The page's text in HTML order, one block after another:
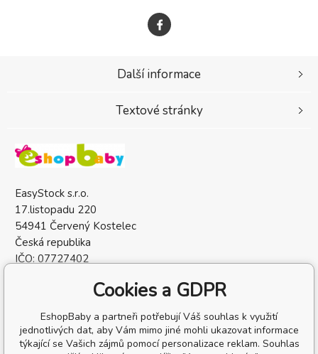
EasyStock s.r.o.
17.listopadu 220
54941 Červený Kostelec
Česká republika
IČO: 07727402
Další informace
Textové stránky
Cookies a GDPR
EshopBaby a partneři potřebují Váš souhlas k využití
jednotlivých dat, aby Vám mimo jiné mohli ukazovat informace
týkající se Vašich zájmů pomocí personalizace reklam. Souhlas